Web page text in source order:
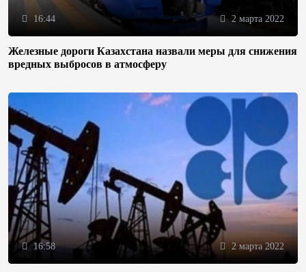
16:44 2 марта 2022
Железные дороги Казахстана назвали меры для снижения
вредных выбросов в атмосферу
16:58 2 марта 2022